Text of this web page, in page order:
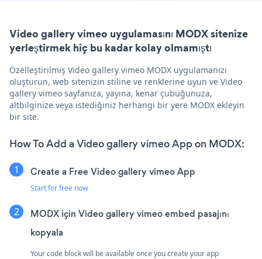
Video gallery vimeo uygulamasını MODX sitenize
yerleştirmek hiç bu kadar kolay olmamıştı
Özelleştirilmiş Video gallery vimeo MODX uygulamanızı
oluşturun, web sitenizin stiline ve renklerine uyun ve Video
gallery vimeo sayfanıza, yayına, kenar çubuğunuza,
altbilginize veya istediğiniz herhangi bir yere MODX ekleyin
bir site.
How To Add a Video gallery vimeo App on MODX:
Create a Free Video gallery vimeo App
Start for free now
MODX için Video gallery vimeo embed pasajını
kopyala
Your code block will be available once you create your app